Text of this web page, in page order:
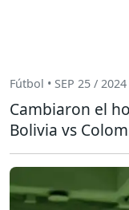
Fútbol • SEP 25 / 2024
Cambiaron el
Bolivia vs